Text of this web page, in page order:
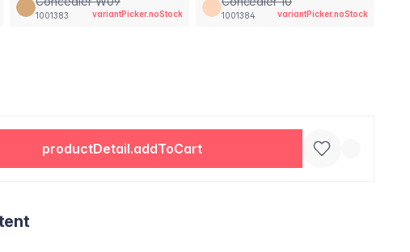
1001383 variantPicker.noStock 1001384 variantPicker.noStock
productDetail.addToCart